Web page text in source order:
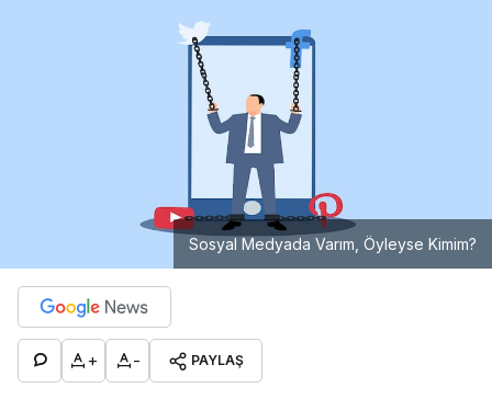
Sosyal Medyada Varım, Öyleyse Kimim?
+ - PAYLAŞ